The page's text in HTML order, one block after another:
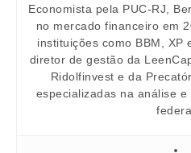
Economista pela PUC-RJ,
no mercado financeiro em
instituições como BBM, XP
diretor de gestão da
Ridolfinvest e da
especializadas na análise